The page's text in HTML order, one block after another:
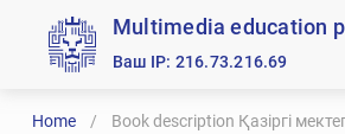
Multimedia education
Ваш IP: 216.73.216.69
Home / Book description Қазіргі